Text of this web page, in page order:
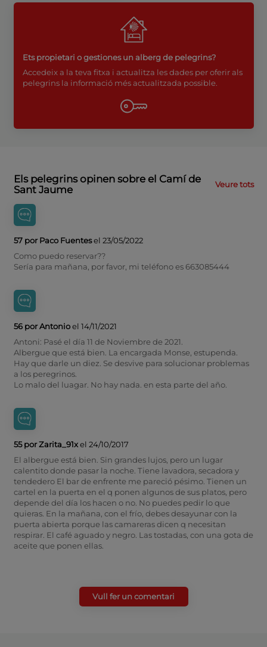
Ets propietari o gestiones un alberg de pelegrins?
Accedeix a la teva fitxa i actualitza les dades per oferir als
pelegrins la informació més actualitzada possible.
Els pelegrins opinen sobre el Camí de
Sant Jaume
Veure tots
57 por Paco Fuentesel 23/05/2022
Como puedo reservar??
Sería para mañana, por favor, mi teléfono es 663085444
56 por Antonioel 14/11/2021
Antoni: Pasé el día 11 de Noviembre de 2021.
Albergue que está bien. La encargada Monse, estupenda.
Hay que darle un diez. Se desvive para solucionar problemas
a los peregrinos.
Lo malo del luagar. No hay nada. en esta parte del año.
55 por Zarita_91xel 24/10/2017
El albergue está bien. Sin grandes lujos, pero un lugar
calentito donde pasar la noche. Tiene lavadora, secadora y
tendedero El bar de enfrente me pareció pésimo. Tienen un
cartel en la puerta en el q ponen algunos de sus platos, pero
depende del día los hacen o no. No puedes pedir lo que
quieras. En la mañana, con el frío, debes desayunar con la
puerta abierta porque las camareras dicen q necesitan
respirar. El café aguado y negro. Las tostadas, con una gota de
aceite que ponen ellas.
Vull fer un comentari